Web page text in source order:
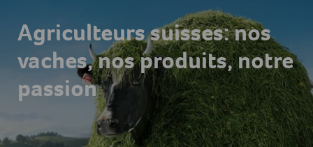
Agriculteurs suisses: nos
vaches, nos produits, notre
passion